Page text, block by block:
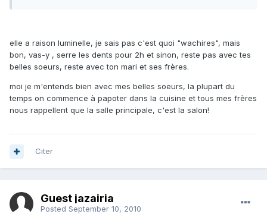
elle a raison luminelle, je sais pas c'est quoi "wachires", mais
bon, vas-y , serre les dents pour 2h et sinon, reste pas avec tes
belles soeurs, reste avec ton mari et ses frères.
moi je m'entends bien avec mes belles soeurs, la plupart du
temps on commence à papoter dans la cuisine et tous mes frères
nous rappellent que la salle principale, c'est la salon!
Citer
Guest jazairia
Posted September 10, 2010